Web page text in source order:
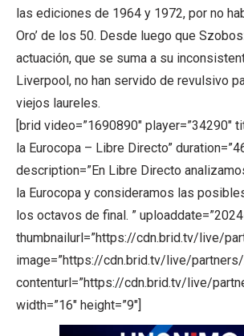
las ediciones de 1964 y 1972, por no
Oro’ de los 50. Desde luego que
actuación, que se suma a su
Liverpool, no han servido de revulsivo
viejos laureles.
[brid video=”1690890″ player=”34290″
la Eurocopa – Libre Directo”
description=”En Libre Directo
la Eurocopa y consideramos las
los octavos de final. ”
thumbnailurl=”https://cdn.brid.tv/live/
image=”https://cdn.brid.tv/live/
contenturl=”https://cdn.brid.tv/live/
width=”16″ height=”9″]